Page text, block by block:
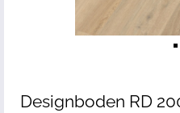
Designboden RD